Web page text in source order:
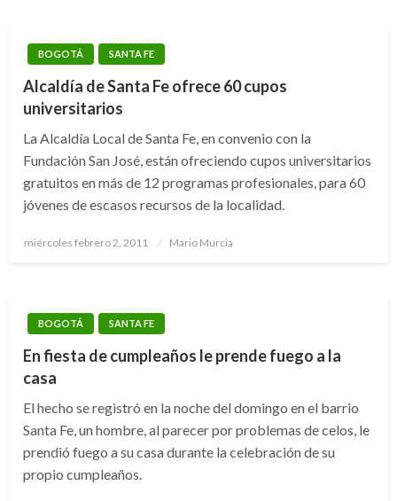
BOGOTÁ SANTA FE
Alcaldía de Santa Fe ofrece 60 cupos
universitarios
La Alcaldía Local de Santa Fe, en convenio con la
Fundación San José, están ofreciendo cupos universitarios
gratuitos en más de 12 programas profesionales, para 60
jóvenes de escasos recursos de la localidad.
Publicado
miércoles febrero 2, 2011 Mario Murcia
BOGOTÁ SANTA FE
En fiesta de cumpleaños le prende fuego a la
casa
El hecho se registró en la noche del domingo en el barrio
Santa Fe, un hombre, al parecer por problemas de celos, le
prendió fuego a su casa durante la celebración de su
propio cumpleaños.